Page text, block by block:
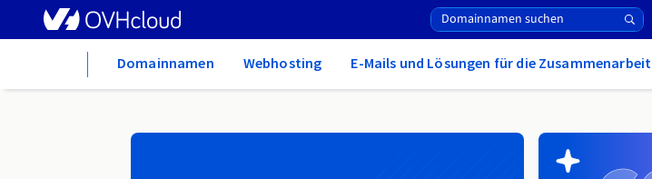
Domainnamen Webhosting E-Mails und Lösungen für die Zusammenarbeit